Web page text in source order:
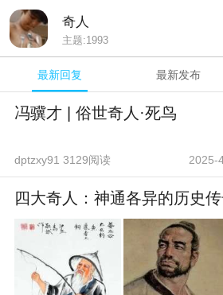
奇人
主题:1993
最新回复 最新发布
冯骥才 | 俗世奇人·死鸟
dptzxy91 3129阅读 2025-
四大奇人：神通各异的历史